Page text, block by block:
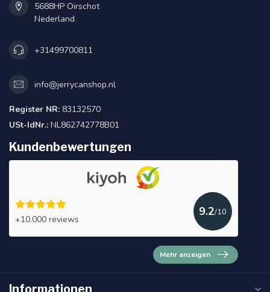
5688HP Oirschot
Nederland
+31499700811
info@jerrycanshop.nl
Register NR: 83132570
USt-IdNr.: NL862742778B01
Kundenbewertungen
+10.000 reviews
9.2/10
Mehr anzeigen